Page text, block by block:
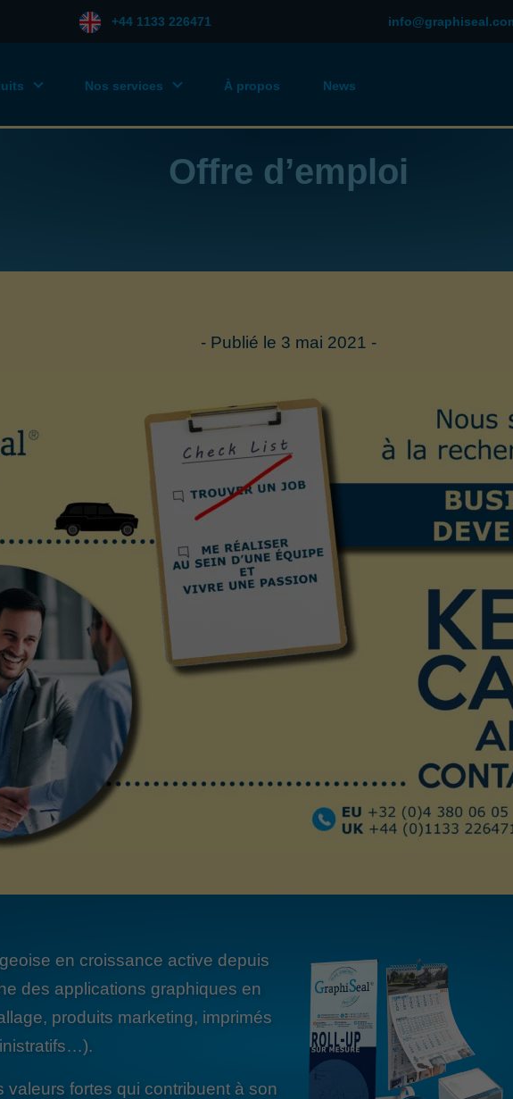
+44 1133 226471
Nos services À propos News
Offre d’emploi
Publié le 3 mai 2021
en croissance active depuis
des applications graphiques en
produits marketing, imprimés
valeurs fortes qui contribuent à son